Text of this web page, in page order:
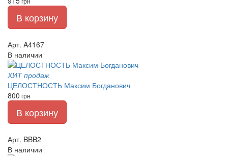
В корзину
Арт. A4167
В наличии
ХИТ продаж
ЦЕЛОСТНОСТЬ Максим Богданович
800 грн
В корзину
Арт. BBB2
В наличии